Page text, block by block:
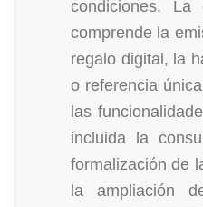
condiciones. La
comprende la
regalo digital, la
o referencia
las
incluida la
formalización de
la ampliación